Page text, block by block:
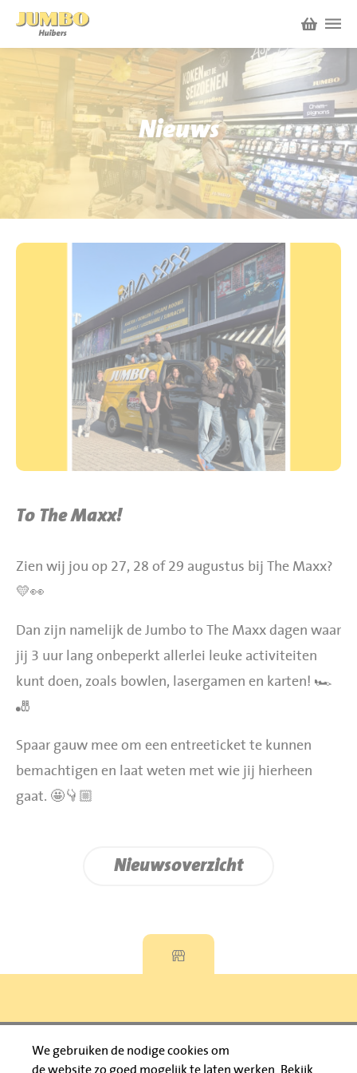
Winkels
P.W.A. Park
Bruïneplein
Nieuws
Acties
Werken bij Jumbo Huibers
Vacatures en Solliciteren
Werken en leren
Jumbo.com
BBQ gigant webshop
Jumbo Huibers Specials
Nieuws
To The Maxx!
Zien wij jou op 27, 28 of 29 augustus bij The Maxx?
💛👀
Dan zijn namelijk de Jumbo to The Maxx dagen waar
jij 3 uur lang onbeperkt allerlei leuke activiteiten
kunt doen, zoals bowlen, lasergamen en karten! 🏎️
🎳
Spaar gauw mee om een entreeticket te kunnen
bemachtigen en laat weten met wie jij hierheen
gaat. 🤩👇🏼
Nieuwsoverzicht
Privacyverklaring
We gebruiken de nodige cookies om
de website zo goed mogelijk te laten werken.
Bekijk